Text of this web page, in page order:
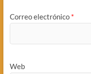
Correo electrónico *
Web